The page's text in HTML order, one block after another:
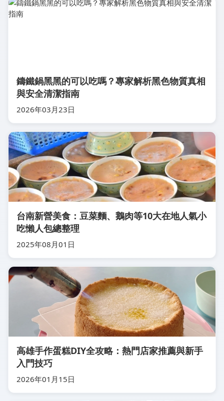
鑄鐵鍋黑黑的可以吃嗎？專家解析黑色物質真相
與安全清潔指南
2026年03月23日
台南新營美食：豆菜麵、鵝肉等10大在地人氣小
吃懶人包總整理
2025年08月01日
高雄手作蛋糕DIY全攻略：熱門店家推薦與新手
入門技巧
2026年01月15日